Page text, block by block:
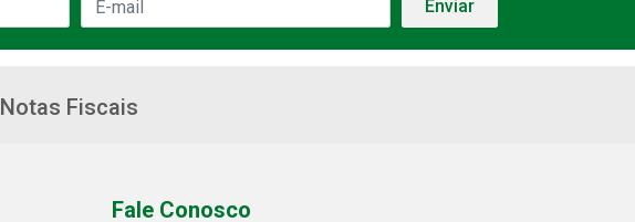
Notas Fiscais
Fale Conosco